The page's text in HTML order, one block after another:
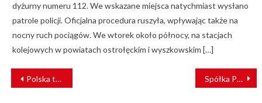
dyżurny numeru 112. We wskazane miejsca natychmiast wysłano
patrole policji. Oficjalna procedura ruszyła, wpływając także na
nocny ruch pociągów. We wtorek około północy, na stacjach
kolejowych w powiatach ostrołęckim i wyszkowskim […]
NAWIGACJA
WPISU
Polska technologia magrail rozwinie się we Włoszech Spółka PKP ogłosiła przetarg na przebudowę dworca Łowicz Główny [WIZUALIZACJE]